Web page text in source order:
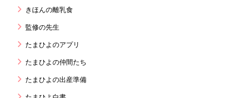
きほんの離乳食
監修の先生
たまひよのアプリ
たまひよの仲間たち
たまひよの出産準備